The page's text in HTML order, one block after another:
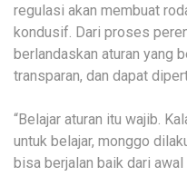
regulasi akan membuat
kondusif. Dari proses
berlandaskan aturan yang
transparan, dan dapat
“Belajar aturan itu wajib.
untuk belajar, monggo
bisa berjalan baik dari awal